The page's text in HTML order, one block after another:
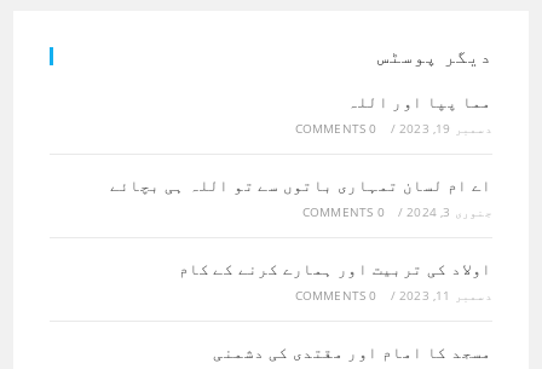
دیگر پوسٹس
مما پپا اور اللہ
دسمبر 19, 2023 /
0 COMMENTS
اے ام لسان تمہاری باتوں سے تو اللہ ہی بچائے
جنوری 3, 2024 /
0 COMMENTS
اولاد کی تربیت اور ہمارے کرنے کے کام
دسمبر 11, 2023 /
0 COMMENTS
مسجد کا امام اور مقتدی کی دشمنی